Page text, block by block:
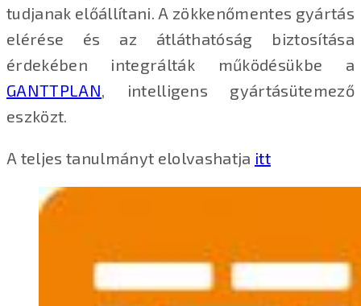
tudjanak előállítani. A zökkenőmentes gyártás
elérése és az átláthatóság biztosítása
érdekében integrálták működésükbe a
GANTTPLAN, intelligens gyártásütemező
eszközt.
A teljes tanulmányt elolvashatja itt